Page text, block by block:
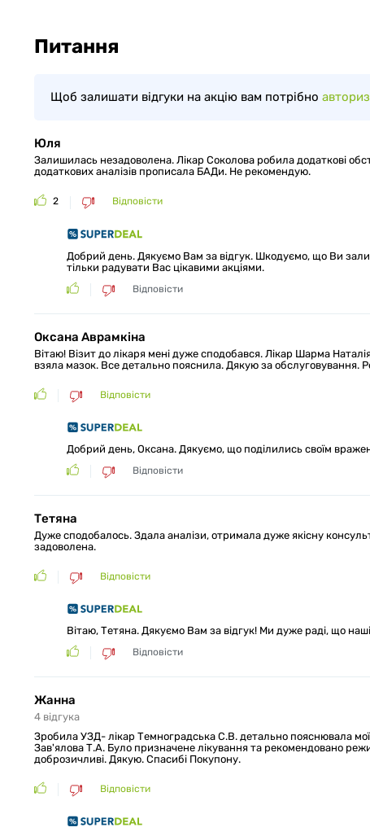
Питання
Щоб залишати відгуки на акцію вам потрібно
Юля
Залишилась незадоволена. Лікар Соколова робила додаткові
додаткових аналізів прописала БАДи. Не рекомендую.
2 Відповісти
Добрий день. Дякуємо Вам за відгук. Шкодуємо, що Ви
тільки радувати Вас цікавими акціями.
Відповісти
Оксана Аврамкіна
Вітаю! Візит до лікаря мені дуже сподобався. Лікар Шарма
взяла мазок. Все детально пояснила. Дякую за обслуговування.
Відповісти
Добрий день, Оксана. Дякуємо, що поділились своїм
Відповісти
Тетяна
Дуже сподобалось. Здала аналізи, отримала дуже якісну
задоволена.
Відповісти
Вітаю, Тетяна. Дякуємо Вам за відгук! Ми дуже раді, що
Відповісти
Жанна
4 відгукa
Зробила УЗД- лікар Темноградська С.В. детально пояснювала
Зав'ялова Т.А. Було призначене лікування та рекомендовано
доброзичливі. Дякую. Спасибі Покупону.
Відповісти